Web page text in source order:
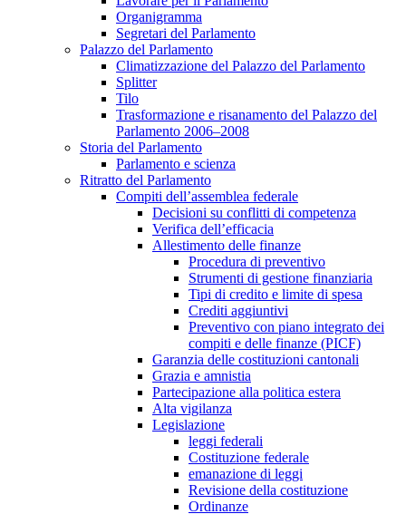
Organigramma
Segretari del Parlamento
Palazzo del Parlamento
Climatizzazione del Palazzo del Parlamento
Splitter
Tilo
Trasformazione e risanamento del Palazzo del
Parlamento 2006–2008
Storia del Parlamento
Parlamento e scienza
Ritratto del Parlamento
Compiti dell’assemblea federale
Decisioni su conflitti di competenza
Verifica dell’efficacia
Allestimento delle finanze
Procedura di preventivo
Strumenti di gestione finanziaria
Tipi di credito e limite di spesa
Crediti aggiuntivi
Preventivo con piano integrato dei
compiti e delle finanze (PICF)
Garanzia delle costituzioni cantonali
Grazia e amnistia
Partecipazione alla politica estera
Alta vigilanza
Legislazione
leggi federali
Costituzione federale
emanazione di leggi
Revisione della costituzione
Ordinanze